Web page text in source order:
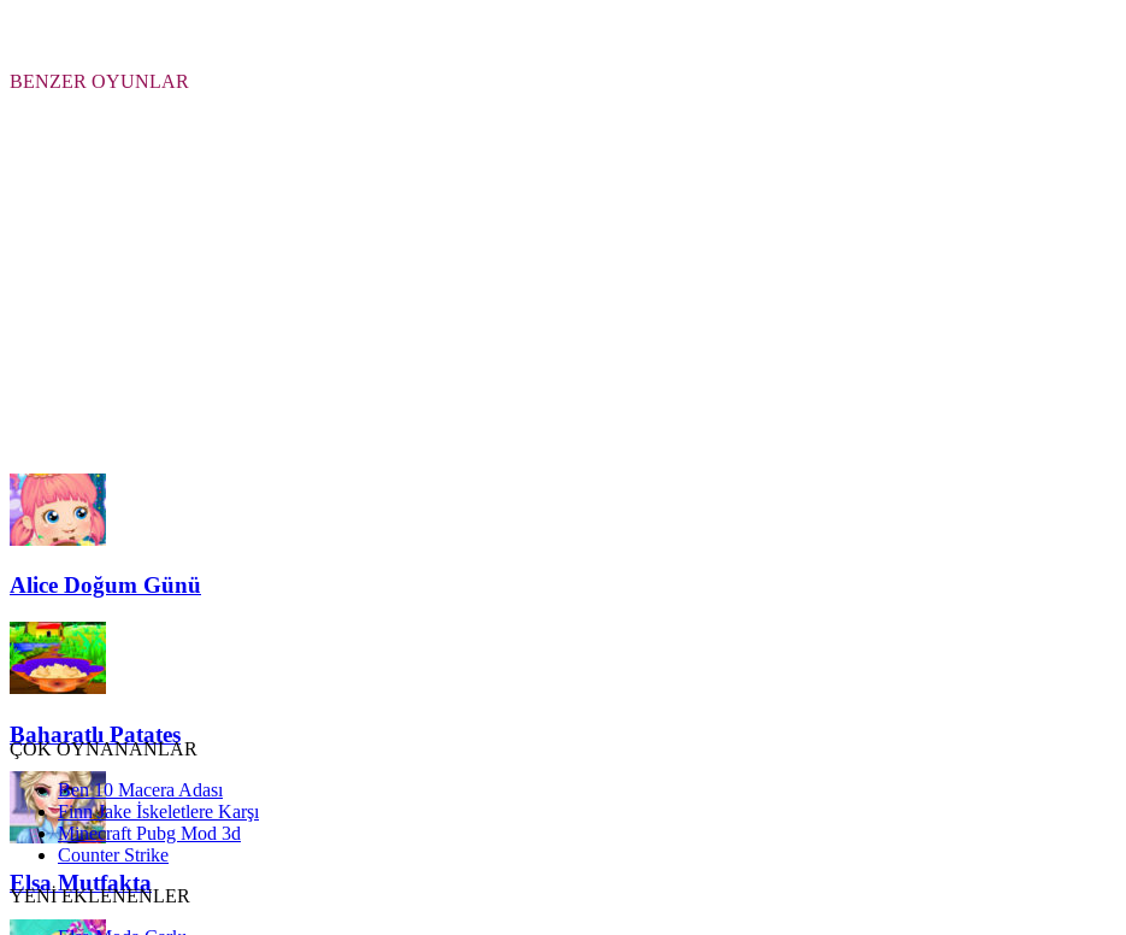
BENZER OYUNLAR
Alice Doğum Günü
Baharatlı Patates
Elsa Mutfakta
ÇOK OYNANANLAR
Ben 10 Macera Adası
Finn Jake İskeletlere Karşı
Minecraft Pubg Mod 3d
Counter Strike
YENİ EKLENENLER